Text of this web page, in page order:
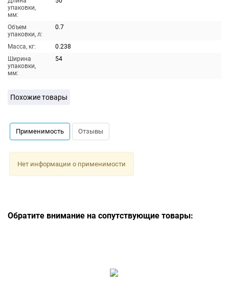
упаковки,
мм:
Объем
упаковки, л:
0.7
Масса, кг:
0.238
Ширина
упаковки,
мм:
54
Похожие товары
Применимость Отзывы
Нет информации о применимости
Обратите внимание на сопутствующие товары: